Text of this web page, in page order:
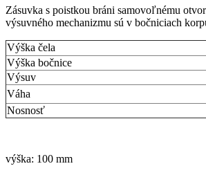
Zásuvka s poistkou bráni samovoľnému
výsuvného mechanizmu sú v bočniciach
Výška čela
Výška bočnice
Výsuv
Váha
Nosnosť
výška: 100 mm